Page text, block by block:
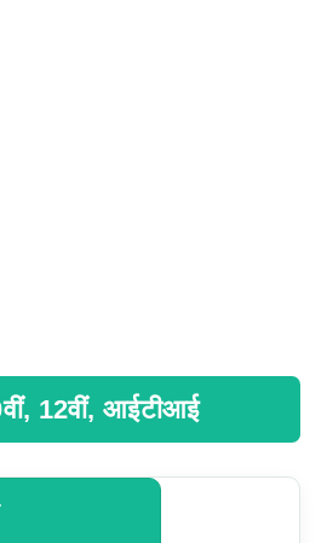
12वीं, आईटीआई